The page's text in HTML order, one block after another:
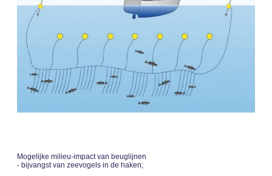
Mogelijke milieu-impact van beuglijnen
- bijvangst van zeevogels in de haken;